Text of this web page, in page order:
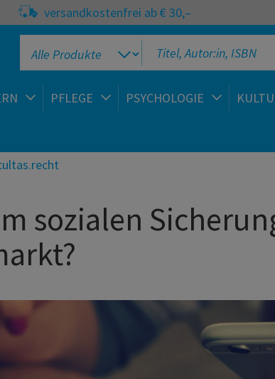
versandkostenfrei ab € 30,–
PFLEGE PSYCHOLOGIE
sozialen